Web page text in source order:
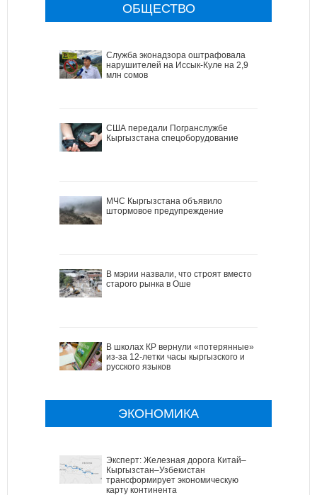
ОБЩЕСТВО
Служба эконадзора оштрафовала
нарушителей на Иссык-Куле на 2,9
млн сомов
США передали Погранслужбе
Кыргызстана спецоборудование
МЧС Кыргызстана объявило
штормовое предупреждение
В мэрии назвали, что строят вместо
старого рынка в Оше
В школах КР вернули «потерянные»
из-за 12-летки часы кыргызского и
русского языков
ЭКОНОМИКА
Эксперт: Железная дорога Китай–
Кыргызстан–Узбекистан
трансформирует экономическую
карту континента